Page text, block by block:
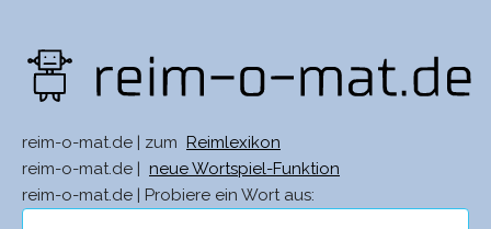
reim-o-mat.de | zum
Reimlexikon
reim-o-mat.de |
neue Wortspiel-Funktion
reim-o-mat.de | Probiere ein Wort aus: